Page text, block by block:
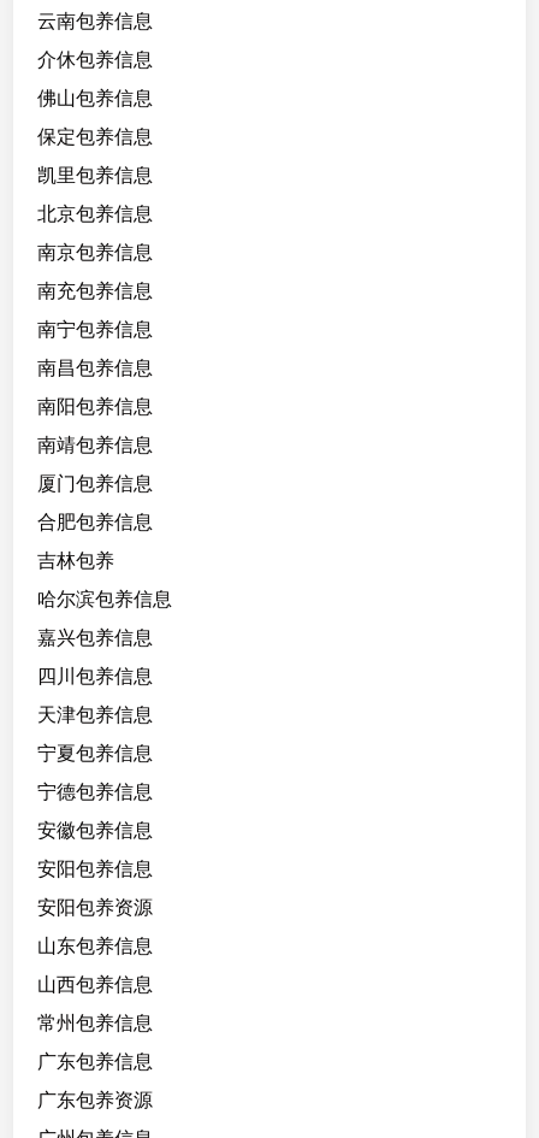
，
细
，
配
度
高
云南包养信息
介休包养信息
佛山包养信息
保定包养信息
凯里包养信息
北京包养信息
南京包养信息
南充包养信息
南宁包养信息
南昌包养信息
南阳包养信息
南靖包养信息
厦门包养信息
合肥包养信息
吉林包养
哈尔滨包养信息
嘉兴包养信息
四川包养信息
天津包养信息
宁夏包养信息
宁德包养信息
安徽包养信息
安阳包养信息
安阳包养资源
山东包养信息
山西包养信息
常州包养信息
广东包养信息
广东包养资源